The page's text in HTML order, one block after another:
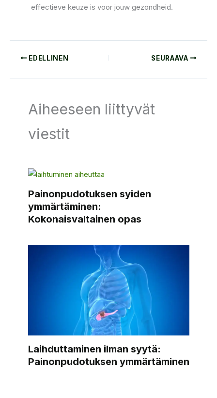
effectieve keuze is voor jouw gezondheid.
EDELLINEN SEURAAVA
Aiheeseen liittyvät
viestit
Painonpudotuksen syiden
ymmärtäminen:
Kokonaisvaltainen opas
Laihduttaminen ilman syytä:
Painonpudotuksen ymmärtäminen